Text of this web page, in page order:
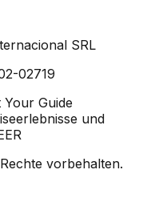
SRL
02719
Guide
und
vorbehalten.